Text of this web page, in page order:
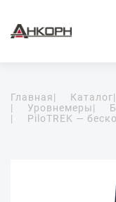
Главная| Каталог|
|
Уровнемеры|
|
PiloTREK —